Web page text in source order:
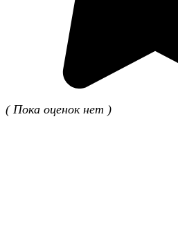
( Пока оценок нет )